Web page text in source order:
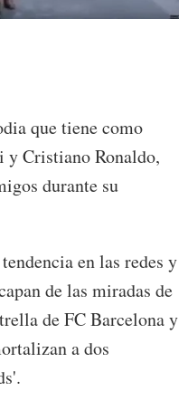
que tiene como
y Cristiano Ronaldo,
durante su
en las redes y
de las miradas de
de FC Barcelona y
a dos